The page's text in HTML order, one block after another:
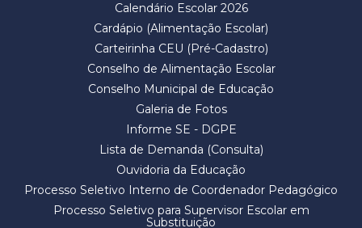
Calendário Escolar 2026
Cardápio (Alimentação Escolar)
Carteirinha CEU (Pré-Cadastro)
Conselho de Alimentação Escolar
Conselho Municipal de Educação
Galeria de Fotos
Informe SE - DGPE
Lista de Demanda (Consulta)
Ouvidoria da Educação
Processo Seletivo Interno de Coordenador Pedagógico
Processo Seletivo para Supervisor Escolar em
Substituição